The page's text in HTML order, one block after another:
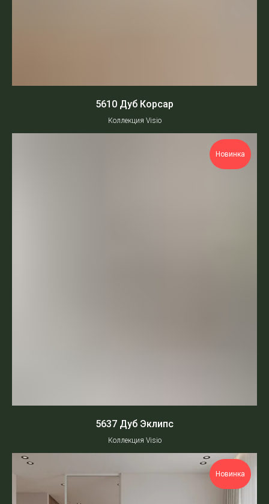
5610 Дуб Корсар
Коллекция Visio
Новинка
5637 Дуб Эклипс
Коллекция Visio
Новинка